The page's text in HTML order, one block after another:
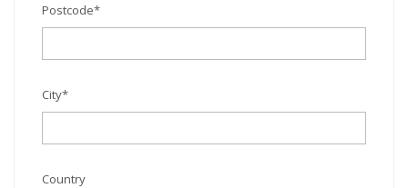
Postcode*
City*
Country